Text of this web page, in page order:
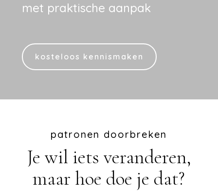
met praktische aanpak
kosteloos kennismaken
patronen doorbreken
Je wil iets veranderen,
maar hoe doe je dat?